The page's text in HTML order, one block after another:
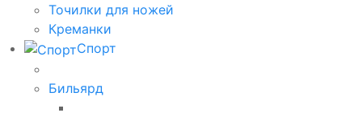
Точилки для ножей
Креманки
Спорт
Бильярд